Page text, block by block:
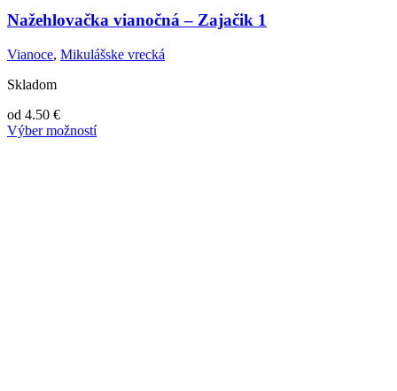
Nažehlovačka vianočná – Zajačik 1
Vianoce, Mikulášske vrecká
Skladom
od 4.50 €
Výber možností